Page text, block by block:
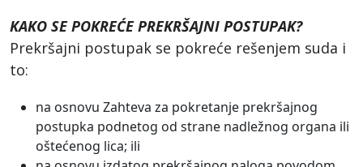
KAKO SE POKREĆE PREKRŠAJNI POSTUPAK?
Prekršajni postupak se pokreće rešenjem suda i
to:
na osnovu Zahteva za pokretanje prekršajnog
postupka podnetog od strane nadležnog organa ili
oštećenog lica; ili